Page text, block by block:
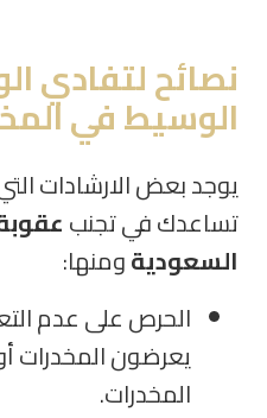
نصائح لتفادي
الوسيط في
يوجد بعض الارشادات التي
تساعدك في تجنب
السعوديةومنها:
الحرص على عدم
يعرضون المخدرات
المخدرات.